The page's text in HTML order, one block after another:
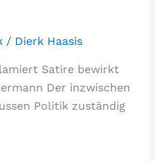
/ Dierk Haasis
Satire bewirkt
Der inzwischen
Politik zuständig